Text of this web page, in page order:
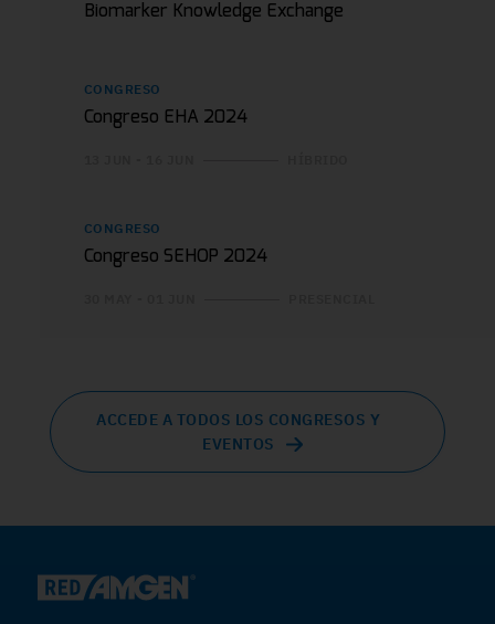
Biomarker Knowledge Exchange
CONGRESO
Congreso EHA 2024
CONGRESO
Congreso SEHOP 2024
ACCEDE A TODOS LOS CONGRESOS Y
EVENTOS